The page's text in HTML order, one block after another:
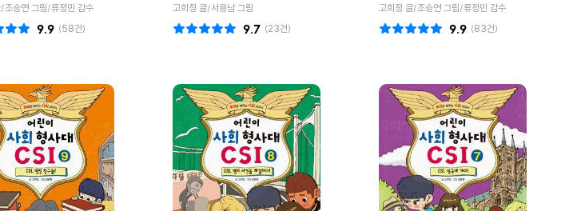
조승연 그림/류정민 감수
(58건)
9.9
고희정 글/서용남 그림
(23건)
9.7
고희정 글/조승연 그림/류정민 감수
(83건)
9.9